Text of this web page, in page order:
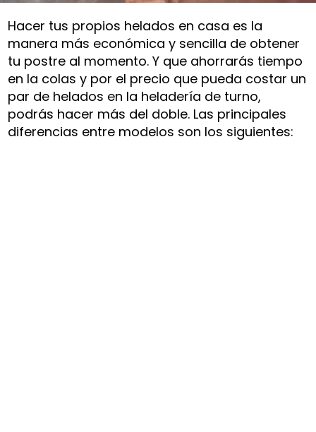
Hacer tus propios helados en casa es la
manera más económica y sencilla de obtener
tu postre al momento. Y que ahorrarás tiempo
en la colas y por el precio que pueda costar un
par de helados en la heladería de turno,
podrás hacer más del doble. Las principales
diferencias entre modelos son los siguientes: